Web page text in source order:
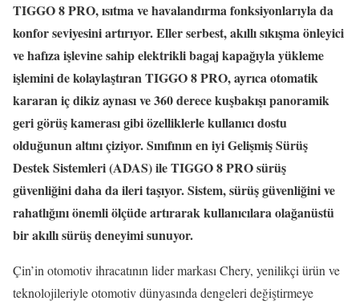
TIGGO 8 PRO, ısıtma ve havalandırma fonksiyonlarıyla da
konfor seviyesini artırıyor. Eller serbest, akıllı sıkışma önleyici
ve hafıza işlevine sahip elektrikli bagaj kapağıyla yükleme
işlemini de kolaylaştıran TIGGO 8 PRO, ayrıca otomatik
kararan iç dikiz aynası ve 360 derece kuşbakışı panoramik
geri görüş kamerası gibi özelliklerle kullanıcı dostu
olduğunun altını çiziyor. Sınıfının en iyi Gelişmiş Sürüş
Destek Sistemleri (ADAS) ile TIGGO 8 PRO sürüş
güvenliğini daha da ileri taşıyor. Sistem, sürüş güvenliğini ve
rahatlığını önemli ölçüde artırarak kullanıcılara olağanüstü
bir akıllı sürüş deneyimi sunuyor.
Çin’in otomotiv ihracatının lider markası Chery, yenilikçi ürün ve
teknolojileriyle otomotiv dünyasında dengeleri değiştirmeye